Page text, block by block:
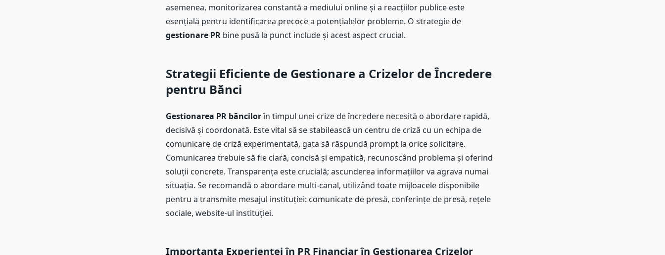
asemenea, monitorizarea constantă a mediului online și a reacțiilor publice este
esențială pentru identificarea precoce a potențialelor probleme. O strategie de
gestionare PRbine pusă la punct include și acest aspect crucial.
Strategii Eficiente de Gestionare a Crizelor de Încredere
pentru Bănci
Gestionarea PR băncilorîn timpul unei crize de încredere necesită o abordare rapidă,
decisivă și coordonată. Este vital să se stabilească un centru de criză cu un echipa de
comunicare de criză experimentată, gata să răspundă prompt la orice solicitare.
Comunicarea trebuie să fie clară, concisă și empatică, recunoscând problema și oferind
soluții concrete. Transparența este crucială; ascunderea informațiilor va agrava numai
situația. Se recomandă o abordare multi-canal, utilizând toate mijloacele disponibile
pentru a transmite mesajul instituției: comunicate de presă, conferințe de presă, rețele
sociale, website-ul instituției.
Importanța Experienței în PR Financiar în Gestionarea Crizelor